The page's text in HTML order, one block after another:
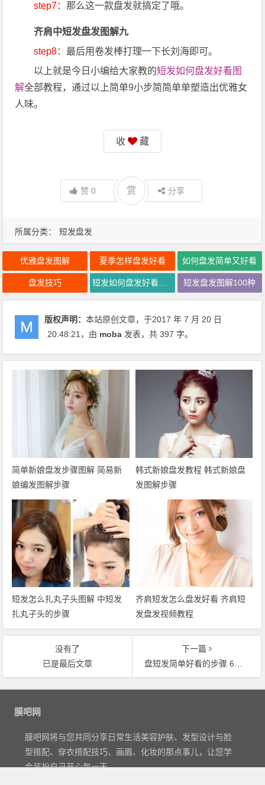
所属分类： 短发盘发
step7： 那么这一款盘发就搞定了哦。
齐肩中短发盘发图解九
step8：最后用卷发棒打理一下长刘海即可。
以上就是今日小编给大家教的短发如何盘发好看图
解全部教程，通过以上简单9小步简简单单塑造出优雅女
人味。
收 藏
赞0 赏 分享
优雅盘发图解 夏季怎样盘发好看 如何盘发简单又好看
盘发技巧 短发盘发图解100种
版权声明：本站原创文章，于2017 年 7 月 20 日
20:48:21 ，由 moba 发表，共 397 字。
简单新娘盘发步骤图解 简易新
娘编发图解步骤
韩式新娘盘发教程 韩式新娘盘
发图解步骤
短发怎么扎丸子头图解 中短发
扎丸子头的步骤
齐肩短发怎么盘发好看 齐肩短
发盘发视频教程
没有了
已是最后文章
下一篇
盘短发简单好看的步骤 6步盘发塑造唯美气质
文章导航
膜吧网
膜吧网将与您共同分享日常生活美容护肤、发型设计与脸
型搭配、穿衣搭配技巧、画眉、化妆的那点事儿，让您学
会装扮自己开心每一天。